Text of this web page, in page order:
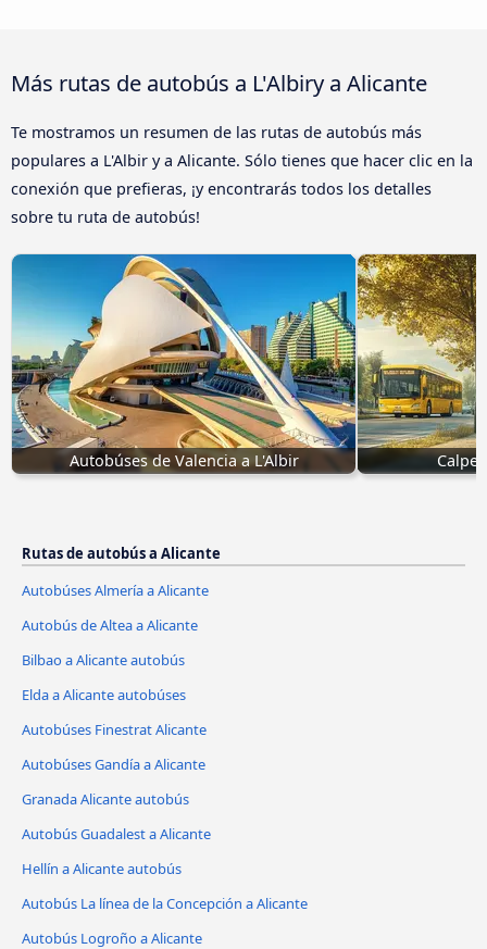
Más rutas de autobús a L'Albiry a Alicante
Te mostramos un resumen de las rutas de autobús más
populares a L'Albir y a Alicante. Sólo tienes que hacer clic en la
conexión que prefieras, ¡y encontrarás todos los detalles
sobre tu ruta de autobús!
Autobúses de Valencia a L'Albir Calpe
Rutas de autobús a Alicante
Autobúses Almería a Alicante
Autobús de Altea a Alicante
Bilbao a Alicante autobús
Elda a Alicante autobúses
Autobúses Finestrat Alicante
Autobúses Gandía a Alicante
Granada Alicante autobús
Autobús Guadalest a Alicante
Hellín a Alicante autobús
Autobús La línea de la Concepción a Alicante
Autobús Logroño a Alicante